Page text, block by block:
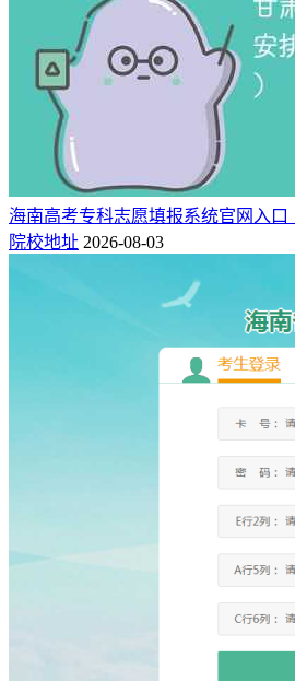
海南高考专科志愿填报系统官网入口
院校地址 2026-08-03